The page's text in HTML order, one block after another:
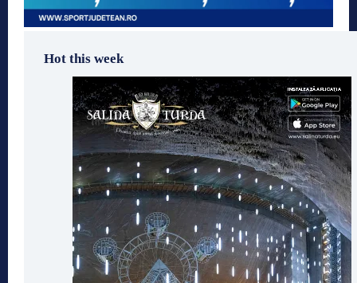
Hot this week